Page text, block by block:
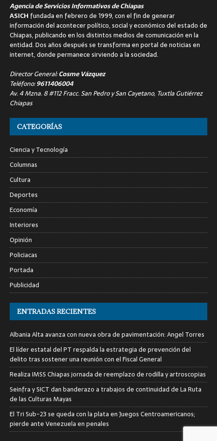
Agencia de Servicios Informativos de Chiapas
ASICH fundada en febrero de 1999, con el fin de generar
información del acontecer político, social y económico del estado de
Chiapas, publicando en los distintos medios de comunicación en la
entidad. Dos años después se transforma en portal de noticias en
internet, donde permanece sirviendo a la sociedad.
Director General:Cosme Vázquez
Teléfono:9611406004
Av. 4 Mzna. 8 #112 Fracc. San Pedro y San Cayetano, Tuxtla Gutiérrez
Chiapas
CATEGORÍAS
Ciencia y Tecnología
Columnas
Cultura
Deportes
Economía
Interiores
Opinión
Policiacas
Portada
Publicidad
ENTRADAS RECIENTES
Albania Alta avanza con nueva obra de pavimentación: Angel Torres
El líder estatal del PT respalda la estrategia de prevención del
delito tras sostener una reunión con el Fiscal General
Realiza IMSS Chiapas jornada de reemplazo de rodilla y artroscopias
Seinfra y SICT dan banderazo a trabajos de continuidad de La Ruta
de las Culturas Mayas
El Tri Sub-23 se queda con la plata en Juegos Centroamericanos;
pierde ante Venezuela en penales